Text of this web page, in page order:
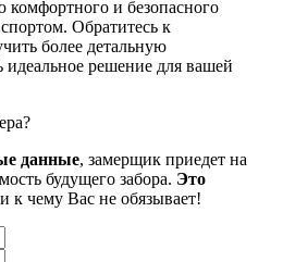
комфортного и безопасного
Обратитесь к
более детальную
идеальное решение для вашей
данные, замерщик приедет на
будущего забора. Это
к чему Вас не обязывает!